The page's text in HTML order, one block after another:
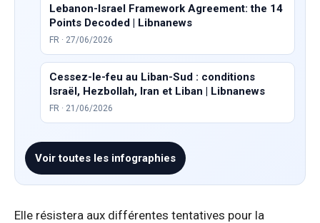
Lebanon-Israel Framework Agreement: the 14
Points Decoded | Libnanews
FR · 27/06/2026
Cessez-le-feu au Liban-Sud : conditions
Israël, Hezbollah, Iran et Liban | Libnanews
FR · 21/06/2026
Voir toutes les infographies
Elle résistera aux différentes tentatives pour la